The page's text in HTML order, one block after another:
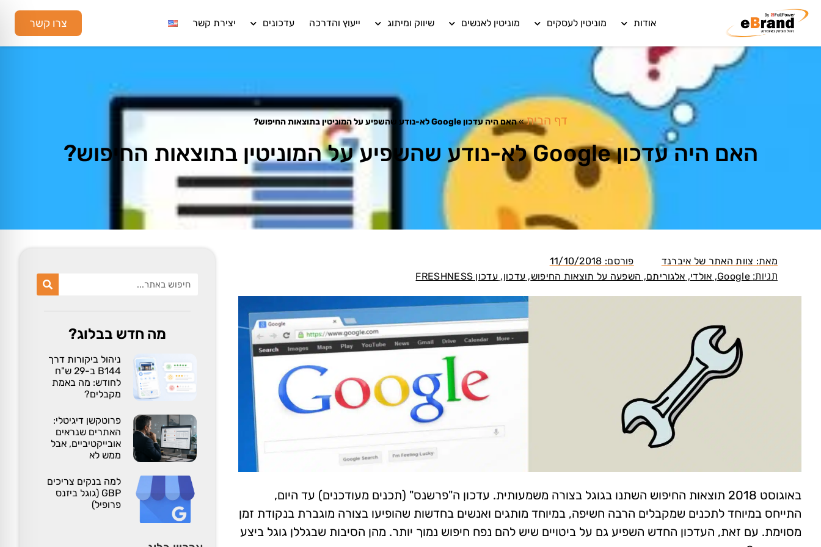
אודות מוניטין לעסקים מוניטין לאנשים שיווק ומיתוג ייעוץ והדרכה עדכונים יצירת קשר צרו קשר
דף הבית»האם היה עדכון Google לא-נודע שהשפיע על המוניטין בתוצאות החיפוש?
האם היה עדכון Google לא-נודע שהשפיע על המוניטין בתוצאות החיפוש?
מאת: צוות האתר של איברנד פורסם: 11/10/2018
תגיות: Google
, אולדי, אלגוריתם, השפעה על תוצאות החיפוש, עדכון, עדכון FRESHNESS
באוגוסט 2018 תוצאות החיפוש השתנו בגוגל בצורה משמעותית. עדכון ה"פרשנס" (תכנים מעודכנים) עד היום,
התייחס במיוחד לתכנים שמקבלים הרבה חשיפה, במיוחד מותגים ואנשים בחדשות שהופיעו בצורה מוגברת בנקודת זמן
מסוימת. עם זאת, העדכון החדש השפיע גם על ביטויים שיש להם נפח חיפוש נמוך יותר. מהן הסיבות שבגללן גוגל ביצע
מה חדש בבלוג?
ניהול ביקורות דרך
B144 ב-29 ש"ח
לחודש: מה באמת
מקבלים?
פרוטקשן דיגיטלי:
האתרים שנראים
אובייקטיביים, אבל
ממש לא
למה בנקים צריכים
GBP (גוגל ביזנס
פרופיל)